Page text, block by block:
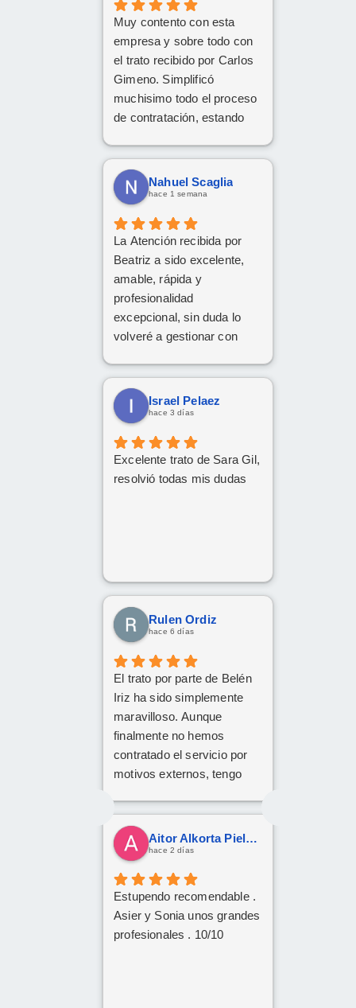
Muy contento con esta
empresa y sobre todo con
el trato recibido por Carlos
Gimeno. Simplificó
muchisimo todo el proceso
de contratación, estando
momento y aclarando
cualquier posible duda.
Gracias Carlos!
Nahuel Scaglia
hace 1 semana
La Atención recibida por
Beatriz a sido excelente,
amable, rápida y
profesionalidad
excepcional, sin duda lo
volveré a gestionar con
contrataciones.
Israel Pelaez
hace 3 días
Excelente trato de Sara Gil,
resolvió todas mis dudas
Rulen Ordiz
hace 6 días
El trato por parte de Belén
Iriz ha sido simplemente
maravilloso. Aunque
finalmente no hemos
contratado el servicio por
motivos externos, tengo
decido dar el paso, volveré
a ponerme en sus manos
sin dudarlo. Da gusto
atentas, profesionales y
cercanas. ¡Muchísimas
gracias por todo!
Aitor Alkorta Pielago
hace 2 días
Estupendo recomendable .
Asier y Sonia unos grandes
profesionales . 10/10